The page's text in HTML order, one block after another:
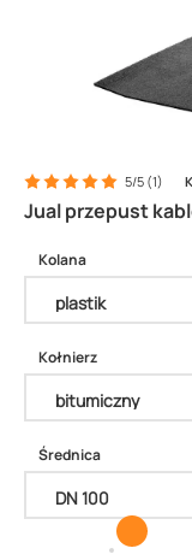
Jual przepust
5/5 (1)
Kolana
Kołnierz
Średnica